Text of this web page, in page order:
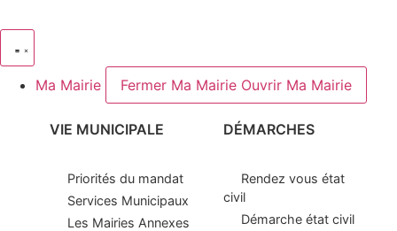
Ma Mairie Fermer Ma Mairie Ouvrir Ma Mairie
VIE MUNICIPALE
Priorités du mandat
Services Municipaux
Les Mairies Annexes
DÉMARCHES
Rendez vous état
civil
Démarche état civil